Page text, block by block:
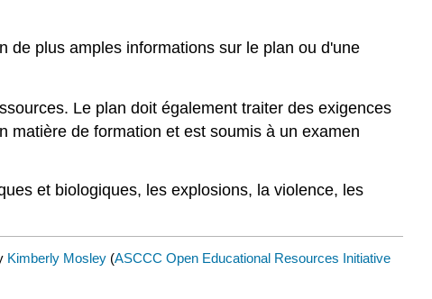
de plus amples informations sur le plan ou d'une
Le plan doit également traiter des exigences
matière de formation et est soumis à un examen
et biologiques, les explosions, la violence, les
Kimberly Mosley (ASCCC Open Educational Resources Initiative